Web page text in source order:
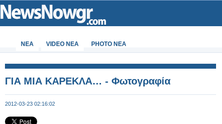
ΝΕΑ VIDEO NEA PHOTO NEA
ΓΙΑ ΜΙΑ ΚΑΡΕΚΛΑ… - Φωτογραφία
2012-03-23 02:16:02